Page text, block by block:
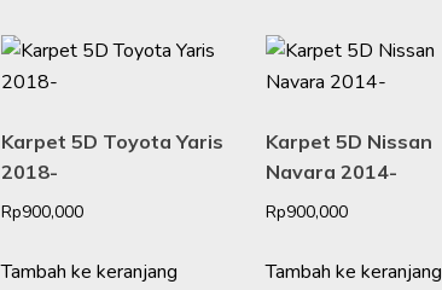
Karpet 5D Toyota Yaris
2018-
Rp900,000
Tambah ke keranjang
Karpet 5D Nissan
Navara 2014-
Rp900,000
Tambah ke keranjang